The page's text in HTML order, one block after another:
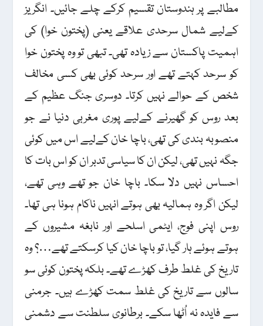
مطالبے پر ہندوستان تقسیم کرکے چلے جائیں۔ انگریز
کےلیے شمال سرحدی علاقے یعنی (پختون خوا) کی
اہمیت پاکستان سے زیادہ تھی۔ تبھی تو وہ پختون خوا
کو سرحد کہتے تھے اور سرحد کوئی بھی کسی مخالف
شخص کے حوالے نہیں کرتا۔ دوسری جنگ عظیم کے
بعد روس کو گھیرنے کےلیے پوری مغربی دنیا نے جو
منصوبہ بندی کی تھی، باچا خان کےلیے اس میں کوئی
جگہ نہیں تھی، لیکن ان کا سیاسی تدبر ان کو اس بات کا
احساس نہیں دلا سکا۔ باچا خان جو تھے وہی تھے،
لیکن اگر وہ ہمالیہ بھی ہوتے انہیں ناکام ہونا ہی تھا۔
روس اپنی فوج، ایٹمی اسلحے اور نابغہ مشیروں کے
ہوتے ہوئے ہار گیا، تو باچا خان کیا کرسکتے تھے…؟ وہ
تاریخ کی غلط طرف کھڑے تھے۔ بلکہ پختون کوئی سو
سالوں سے تاریخ کی غلط سمت کھڑے ہیں۔ جرمنی
سے فایدہ نہ اُٹھا سکے۔ برطانوی سلطنت سے دشمنی